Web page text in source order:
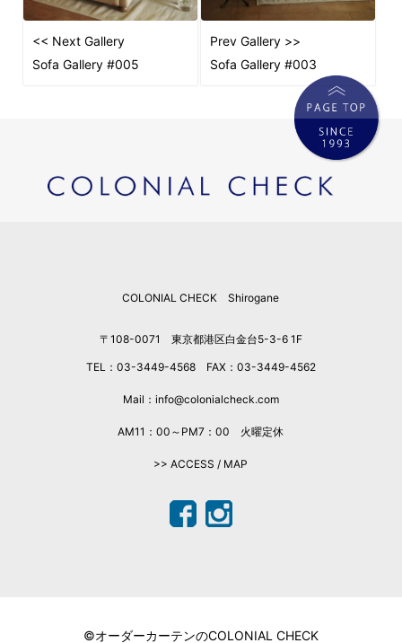
<< Next Gallery
Sofa Gallery #005
Prev Gallery >>
Sofa Gallery #003
COLONIAL CHECK Shirogane
〒108-0071 東京都港区白金台5-3-6 1F
TEL：03-3449-4568 FAX：03-3449-4562
Mail：info@colonialcheck.com
AM11：00～PM7：00 火曜定休
>> ACCESS / MAP
©オーダーカーテンのCOLONIAL CHECK